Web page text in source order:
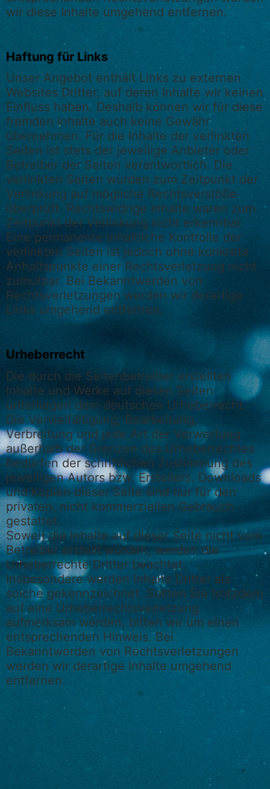
wir diese Inhalte umgehend entfernen.
Haftung für Links
Unser Angebot enthält Links zu externen
Websites Dritter, auf deren Inhalte wir keinen
Einfluss haben. Deshalb können wir für diese
fremden Inhalte auch keine Gewähr
übernehmen. Für die Inhalte der verlinkten
Seiten ist stets der jeweilige Anbieter oder
Betreiber der Seiten verantwortlich. Die
verlinkten Seiten wurden zum Zeitpunkt der
Verlinkung auf mögliche Rechtsverstöße
überprüft. Rechtswidrige Inhalte waren zum
Zeitpunkt der Verlinkung nicht erkennbar.
Eine permanente inhaltliche Kontrolle der
verlinkten Seiten ist jedoch ohne konkrete
Anhaltspunkte einer Rechtsverletzung nicht
zumutbar. Bei Bekanntwerden von
Rechtsverletzungen werden wir derartige
Links umgehend entfernen.
Urheberrecht
Die durch die Seitenbetreiber erstellten
Inhalte und Werke auf diesen Seiten
unterliegen dem deutschen Urheberrecht.
Die Vervielfältigung, Bearbeitung,
Verbreitung und jede Art der Verwertung
außerhalb der Grenzen des Urheberrechtes
bedürfen der schriftlichen Zustimmung des
jeweiligen Autors bzw. Erstellers. Downloads
und Kopien dieser Seite sind nur für den
privaten, nicht kommerziellen Gebrauch
gestattet.
Soweit die Inhalte auf dieser Seite nicht vom
Betreiber erstellt wurden, werden die
Urheberrechte Dritter beachtet.
Insbesondere werden Inhalte Dritter als
solche gekennzeichnet. Sollten Sie trotzdem
auf eine Urheberrechtsverletzung
aufmerksam werden, bitten wir um einen
entsprechenden Hinweis. Bei
Bekanntwerden von Rechtsverletzungen
werden wir derartige Inhalte umgehend
entfernen.